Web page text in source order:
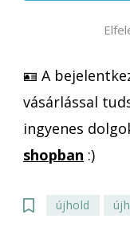
🪪 A
vásárlással
ingyenes
shopban :)
újhold